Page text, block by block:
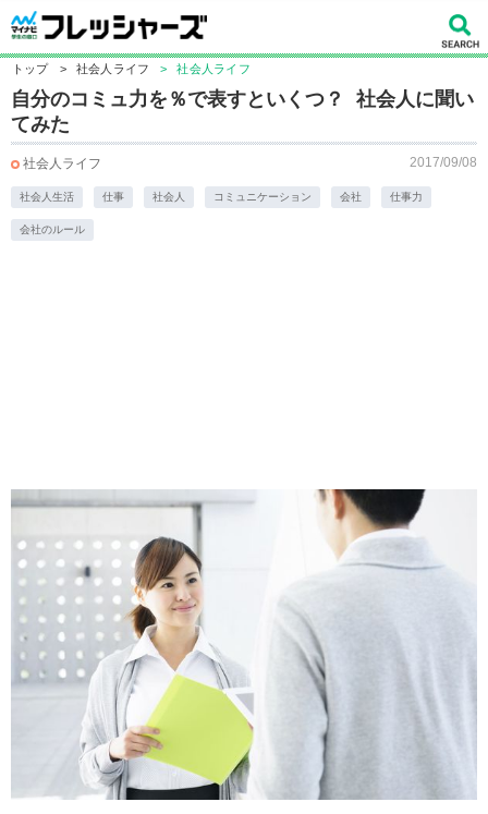
トップ > 社会人ライフ > 社会人ライフ
自分のコミュ力を％で表すといくつ？ 社会人に聞い
てみた
社会人ライフ 2017/09/08
社会人生活 仕事 社会人 コミュニケーション 会社 仕事力
会社のルール